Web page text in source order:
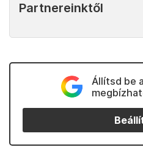
Partnereinktől
Állítsd be